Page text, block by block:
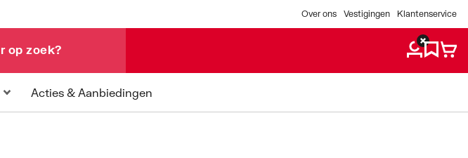
Over ons Vestigingen Klantenservice
Acties & Aanbiedingen